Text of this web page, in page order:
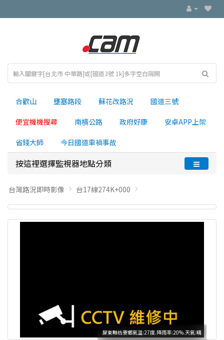
合歡山 壅塞路段 蘇花改路況 國道三號
便宜機機搜尋 南横公路 政府好康 安卓APP上架
省錢大師 今日國道車禍事故
按這裡選擇監視器地點分類
台灣路況即時影像 台17線274K+000
屏東縣枋寮鄉氣溫:27度.降雨率:20%.天氣:晴